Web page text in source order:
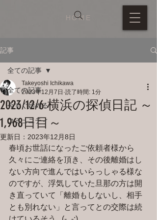
HOME
記事
全ての記事
今すぐ始める
コミュニティ
全ての記事
2023/12/6 横浜の探偵日記 ～
1,968日目～
Takeyoshi Ichikawa
2023年12月7日 読了時間: 1分
更新日： 2023年12月8日
春頃お世話になったご依頼者様から
久々にご連絡を頂き、その後離婚はし
ない方向で進んではいらっしゃる様な
のですが、浮気していた旦那の方は開
き直っていて「離婚もしないし、相手
とも別れない」と言ってとの交際は続